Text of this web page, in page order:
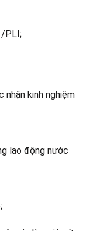
PLI;
nhận kinh nghiệm
lao động nước